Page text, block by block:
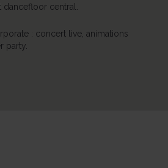
central.
: concert live, animations
party.